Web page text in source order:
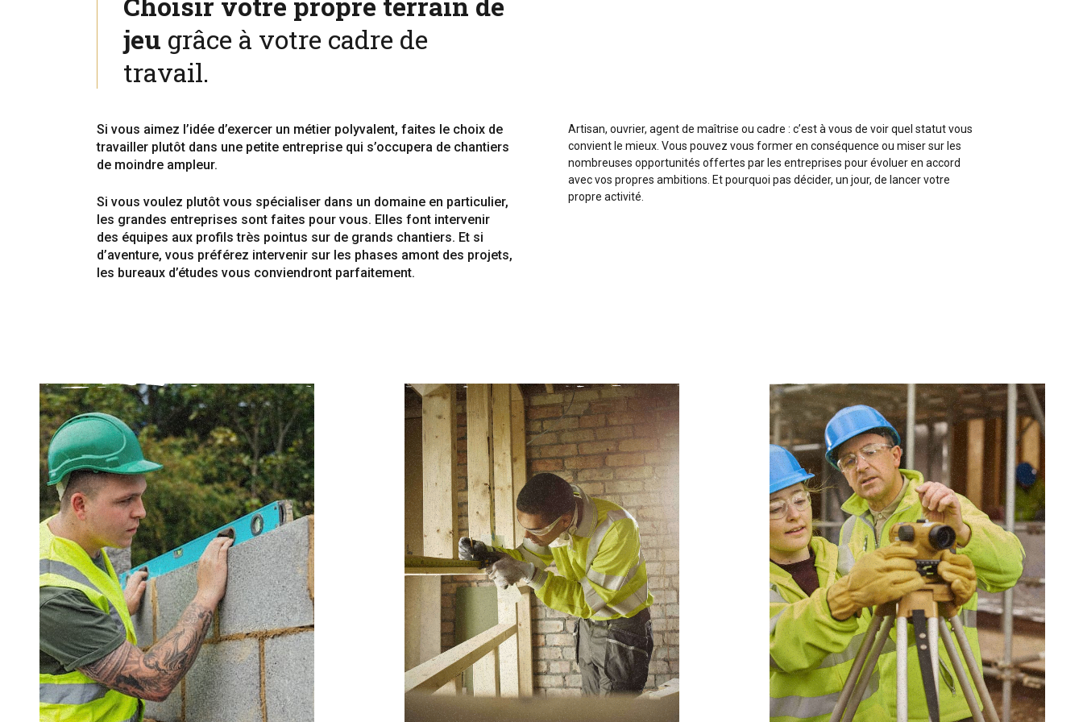
jeu grâce à votre cadre de
travail.
Si vous aimez l’idée d’exercer un métier polyvalent, faites le choix de
travailler plutôt dans une petite entreprise qui s’occupera de chantiers
de moindre ampleur.
Si vous voulez plutôt vous spécialiser dans un domaine en particulier,
les grandes entreprises sont faites pour vous. Elles font intervenir
des équipes aux profils très pointus sur de grands chantiers. Et si
d’aventure, vous préférez intervenir sur les phases amont des projets,
les bureaux d’études vous conviendront parfaitement.
Artisan, ouvrier, agent de maîtrise ou cadre : c’est à vous de voir quel statut vous
convient le mieux. Vous pouvez vous former en conséquence ou miser sur les
nombreuses opportunités offertes par les entreprises pour évoluer en accord
avec vos propres ambitions. Et pourquoi pas décider, un jour, de lancer votre
propre activité.